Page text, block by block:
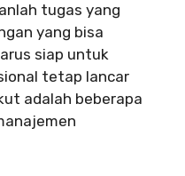
tugas yang
yang bisa
siap untuk
tetap lancar
adalah beberapa